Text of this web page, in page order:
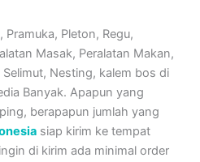
Pramuka, Pleton, Regu,
Masak, Peralatan Makan,
Selimut, Nesting, kalem bos di
Banyak. Apapun yang
berapapun jumlah yang
siap kirim ke tempat
di kirim ada minimal order